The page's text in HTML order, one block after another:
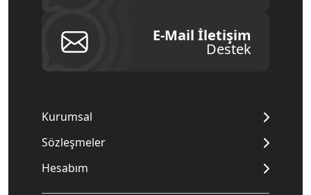
E-Mail İletişim
Destek
Kurumsal
Sözleşmeler
Hesabım